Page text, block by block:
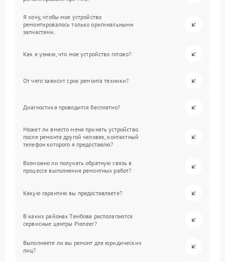
Я хочу, чтобы мое устройство
ремонтировалось только оригинальными
запчастями.
Как я узнаю, что мое устройство готово?
От чего зависит срок ремонта техники?
Диагностика проводится бесплатно?
Может ли вместо меня принять устройство
после ремонта другой человек, контактный
телефон которого я предоставлю?
Возможно ли получать обратную связь в
процессе выполнения ремонтных работ?
Какую гарантию вы предоставляете?
В каких районах Тамбова располагаются
сервисные центры Pioneer?
Выполняете ли вы ремонт для юридических
лиц?